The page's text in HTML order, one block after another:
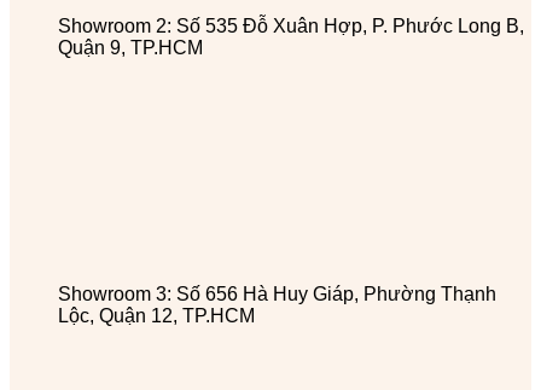
Showroom 2: Số 535 Đỗ Xuân Hợp, P. Phước Long B,
Quận 9, TP.HCM
Showroom 3: Số 656 Hà Huy Giáp, Phường Thạnh
Lộc, Quận 12, TP.HCM